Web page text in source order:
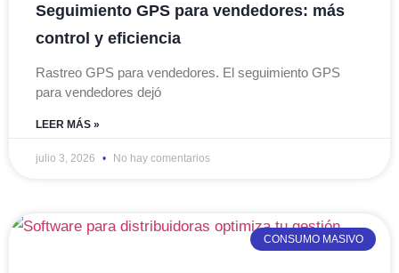
Seguimiento GPS para vendedores: más
control y eficiencia
Rastreo GPS para vendedores. El seguimiento GPS
para vendedores dejó
LEER MÁS »
julio 3, 2026 No hay comentarios
CONSUMO MASIVO